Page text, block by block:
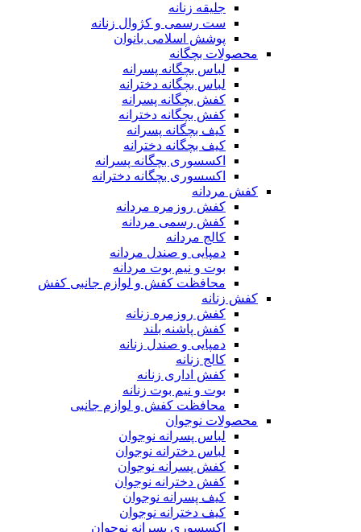
جلیقه زنانه
ست رسمی و کژوال زنانه
پوشش اسلامی بانوان
محصولات بچگانه
لباس بچگانه پسرانه
لباس بچگانه دخترانه
کفش بچگانه پسرانه
کفش بچگانه دخترانه
کیف بچگانه پسرانه
کیف بچگانه دخترانه
اکسسوری بچگانه پسرانه
اکسسوری بچگانه دخترانه
کفش مردانه
کفش روزمره مردانه
کفش رسمی مردانه
کالج مردانه
دمپایی و صندل مردانه
بوت و نیم بوت مردانه
محافظت کفش و لوازم جانبی کفش
کفش زنانه
کفش روزمره زنانه
کفش پاشنه بلند
دمپایی و صندل زنانه
کالج زنانه
کفش اداری زنانه
بوت و نیم بوت زنانه
محافظت کفش و لوازم جانبی
محصولات نوجوان
لباس پسرانه نوجوان
لباس دخترانه نوجوان
کفش پسرانه نوجوان
کفش دخترانه نوجوان
کیف پسرانه نوجوان
کیف دخترانه نوجوان
اکسسوری پسرانه نوجوان